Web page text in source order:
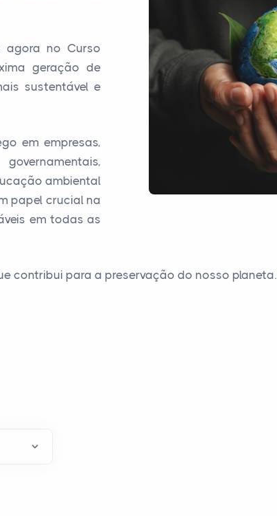
agora no Curso
geração de
sustentável e
em empresas,
ambiental
papel crucial na
em todas as
contribui para a preservação do nosso planeta.